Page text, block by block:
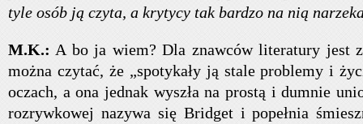
tyle osób ją czyta, a krytycy tak bardzo na nią
M.K.: A bo ja wiem? Dla znawców literatury jest
można czytać, że „spotykały ją stale problemy i
oczach, a ona jednak wyszła na prostą i dumnie
rozrywkowej nazywa się Bridget i popełnia